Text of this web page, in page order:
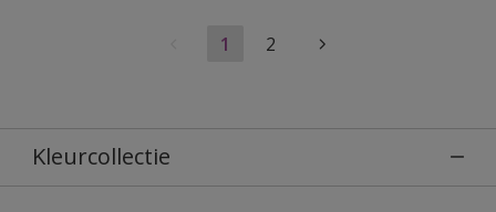
1 2
Kleurcollectie